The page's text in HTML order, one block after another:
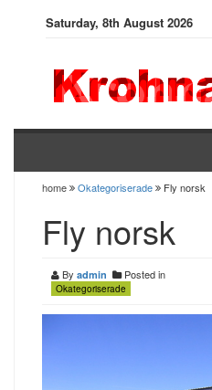
Saturday, 8th August 2026
home Okategoriserade Fly norsk
Fly norsk
By admin Posted in
Okategoriserade